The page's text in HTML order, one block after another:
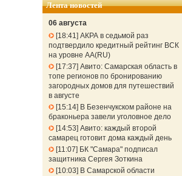
Лента новостей
06 августа
18:41 АКРА в седьмой раз
подтвердило кредитный рейтинг ВСК
на уровне АА(RU)
17:37 Авито: Самарская область в
топе регионов по бронированию
загородных домов для путешествий
в августе
15:14 В Безенчукском районе на
браконьера завели уголовное дело
14:53 Авито: каждый второй
самарец готовит дома каждый день
11:07
БК "Самара" подписал
защитника Сергея Зоткина
10:03
В Самарской области